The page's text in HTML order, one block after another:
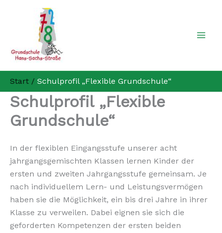
Start Schulprofil „Flexible Grundschule“
Schulprofil „Flexible
Grundschule“
In der flexiblen Eingangsstufe unserer acht
jahrgangsgemischten Klassen lernen Kinder der
ersten und zweiten Jahrgangsstufe gemeinsam. Je
nach individuellem Lern- und Leistungsvermögen
haben sie die Möglichkeit, ein bis drei Jahre in ihrer
Klasse zu verweilen. Dabei eignen sie sich die
geforderten Kompetenzen der ersten beiden